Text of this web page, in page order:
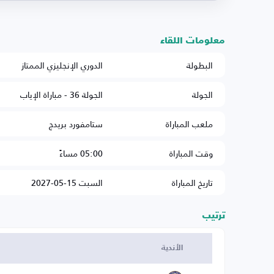
معلومات اللقاء
البطولة
الدوري الإنجليزي الممتاز
الجولة
الجولة 36 - مباراة الإياب
ملعب المباراة
ستامفورد بريدج
وقت المباراة
05:00 مساءً
تاريخ المباراة
السبت 15-05-2027
ترتيب
الأندية